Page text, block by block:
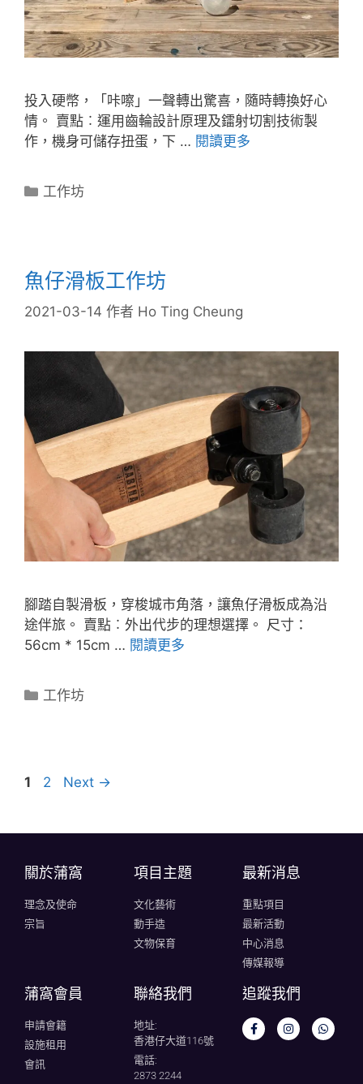
投入硬幣，「咔嚓」一聲轉出驚喜，隨時轉換好心
情。 賣點︰運用齒輪設計原理及鐳射切割技術製
作，機身可儲存扭蛋，下 … 閱讀更多
工作坊
魚仔滑板工作坊
2021-03-14 作者 Ho Ting Cheung
腳踏自製滑板，穿梭城市角落，讓魚仔滑板成為沿
途伴旅。 賣點︰外出代步的理想選擇。 尺寸：
56cm * 15cm … 閱讀更多
工作坊
1 2 Next →
關於蒲窩​
理念及使命
宗旨
項目主題
文化藝術
動手造
文物保育
最新消息
重點項目
最新活動
中心消息
傳媒報導
蒲窩會員
申請會籍
設施租用
會訊
聯絡我們
地址:
香港仔大道116號
電話:
2873 2244
追蹤我們